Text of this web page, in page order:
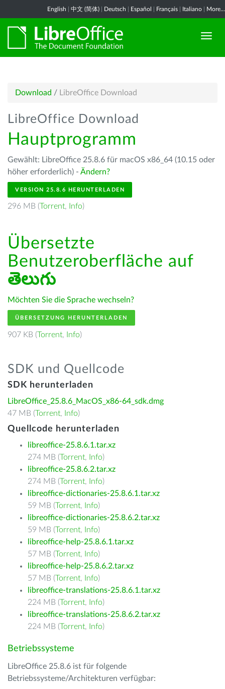
English 中文 (简体) Deutsch Español Français Italiano More...
Download / LibreOffice Download
LibreOffice Download
Hauptprogramm
Gewählt: LibreOffice 25.8.6 für macOS x86_64 (10.15 oder
höher erforderlich) - Ändern?
VERSION 25.8.6 HERUNTERLADEN
296 MB (Torrent, Info)
Übersetzte
Benutzeroberfläche auf
తెలుగు
Möchten Sie die Sprache wechseln?
ÜBERSETZUNG HERUNTERLADEN
907 KB (Torrent, Info)
SDK und Quellcode
SDK herunterladen
LibreOffice_25.8.6_MacOS_x86-64_sdk.dmg
47 MB (Torrent, Info)
Quellcode herunterladen
libreoffice-25.8.6.1.tar.xz
274 MB (Torrent, Info)
libreoffice-25.8.6.2.tar.xz
274 MB (Torrent, Info)
libreoffice-dictionaries-25.8.6.1.tar.xz
59 MB (Torrent, Info)
libreoffice-dictionaries-25.8.6.2.tar.xz
59 MB (Torrent, Info)
libreoffice-help-25.8.6.1.tar.xz
57 MB (Torrent, Info)
libreoffice-help-25.8.6.2.tar.xz
57 MB (Torrent, Info)
libreoffice-translations-25.8.6.1.tar.xz
224 MB (Torrent, Info)
libreoffice-translations-25.8.6.2.tar.xz
224 MB (Torrent, Info)
Betriebssysteme
LibreOffice 25.8.6 ist für folgende
Betriebssysteme/Architekturen verfügbar: